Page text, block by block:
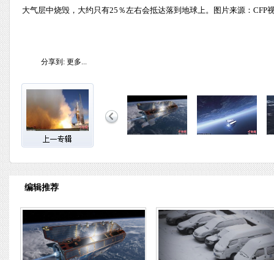
大气层中烧毁，大约只有25％左右会抵达落到地球上。图片来源：CFP
分享到: 更多...
编辑推荐